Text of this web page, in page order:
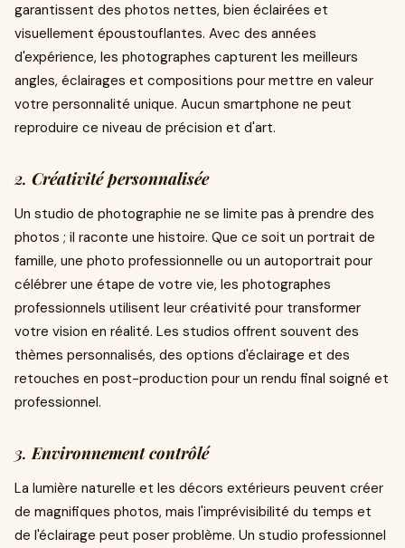
garantissent des photos nettes, bien éclairées et
visuellement époustouflantes. Avec des années
d'expérience, les photographes capturent les meilleurs
angles, éclairages et compositions pour mettre en valeur
votre personnalité unique. Aucun smartphone ne peut
reproduire ce niveau de précision et d'art.
2. Créativité personnalisée
Un studio de photographie ne se limite pas à prendre des
photos ; il raconte une histoire. Que ce soit un portrait de
famille, une photo professionnelle ou un autoportrait pour
célébrer une étape de votre vie, les photographes
professionnels utilisent leur créativité pour transformer
votre vision en réalité. Les studios offrent souvent des
thèmes personnalisés, des options d'éclairage et des
retouches en post-production pour un rendu final soigné et
professionnel.
3.Environnement contrôlé
La lumière naturelle et les décors extérieurs peuvent créer
de magnifiques photos, mais l'imprévisibilité du temps et
de l'éclairage peut poser problème. Un studio professionnel